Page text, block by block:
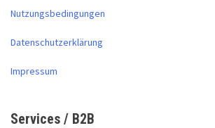
Nutzungsbedingungen
Datenschutzerklärung
Impressum
Services / B2B